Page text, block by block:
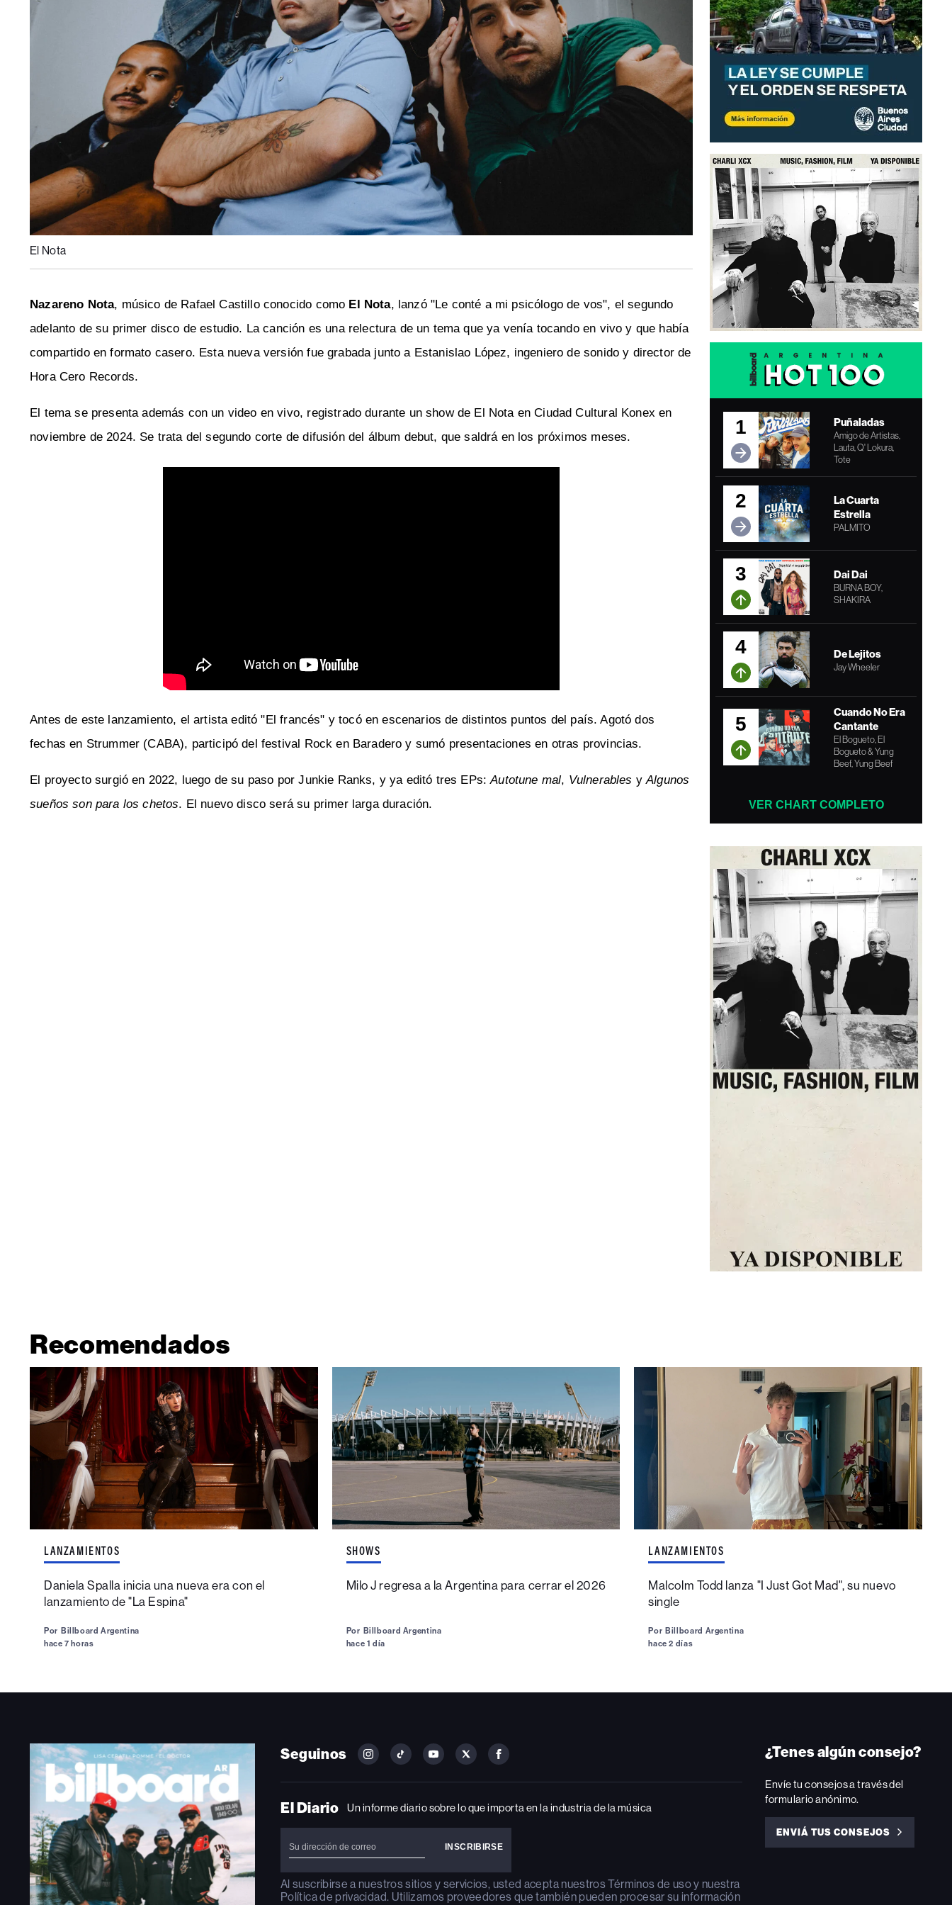
El Nota
Nazareno Nota, músico de Rafael Castillo conocido como El Nota, lanzó "Le conté a mi psicólogo de vos", el segundo
adelanto de su primer disco de estudio. La canción es una relectura de un tema que ya venía tocando en vivo y que había
compartido en formato casero. Esta nueva versión fue grabada junto a Estanislao López, ingeniero de sonido y director de
Hora Cero Records.
El tema se presenta además con un video en vivo, registrado durante un show de El Nota en Ciudad Cultural Konex en
noviembre de 2024. Se trata del segundo corte de difusión del álbum debut, que saldrá en los próximos meses.
Antes de este lanzamiento, el artista editó "El francés" y tocó en escenarios de distintos puntos del país. Agotó dos
fechas en Strummer (CABA), participó del festival Rock en Baradero y sumó presentaciones en otras provincias.
El proyecto surgió en 2022, luego de su paso por Junkie Ranks, y ya editó tres EPs:Autotune mal, Vulnerables yAlgunos
sueños son para los chetos. El nuevo disco será su primer larga duración.
1 Puñaladas
Amigo de Artistas,
Lauta, Q' Lokura,
Tote
2
La Cuarta
Estrella
PALMITO
3 Dai Dai
BURNA BOY,
SHAKIRA
4 De Lejitos
Jay Wheeler
5
Cuando No Era
Cantante
El Bogueto, El
Bogueto & Yung
Beef, Yung Beef
VER CHART COMPLETO
Recomendados
LANZAMIENTOS
Daniela Spalla inicia una nueva era con el
lanzamiento de "La Espina"
Por Billboard Argentina
hace 7 horas
SHOWS
Milo J regresa a la Argentina para cerrar el 2026
Por Billboard Argentina
hace 1 día
LANZAMIENTOS
Malcolm Todd lanza "I Just Got Mad", su nuevo
single
Por Billboard Argentina
hace 2 días
Seguinos
FOLLOW
ON
FOLLOW
ON
FOLLOW
ON
FOLLOW
ON
FOLLOW
ON
El Diario Un informe diario sobre lo que importa en la industria de la música
Al suscribirse a nuestros sitios y servicios, usted acepta nuestrosTérminos de usoy nuestra
Política de privacidad. Utilizamos proveedores que también pueden procesar su información
¿Tenes algún consejo?
Envíe tu consejos a través del
formulario anónimo.
ENVIÁ TUS CONSEJOS
ENVIÁ
TUS